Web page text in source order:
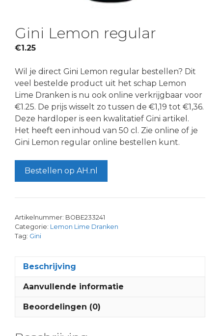
Gini Lemon regular
€1.25
Wil je direct Gini Lemon regular bestellen? Dit
veel bestelde product uit het schap Lemon
Lime Dranken is nu ook online verkrijgbaar voor
€1.25. De prijs wisselt zo tussen de €1,19 tot €1,36.
Deze hardloper is een kwalitatief Gini artikel.
Het heeft een inhoud van 50 cl. Zie online of je
Gini Lemon regular online bestellen kunt.
Bestellen op AH.nl
Artikelnummer: BOBE233241
Categorie: Lemon Lime Dranken
Tag: Gini
Beschrijving
Aanvullende informatie
Beoordelingen (0)